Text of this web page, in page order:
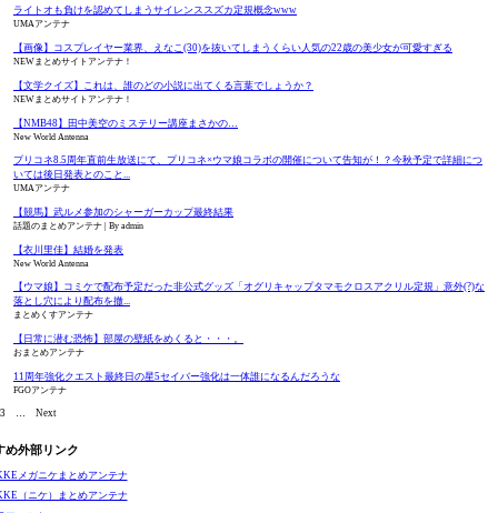
ライトオも負けを認めてしまうサイレンススズカ定規概念www
UMAアンテナ
【画像】コスプレイヤー業界、えなこ(30)を抜いてしまうくらい人気の22歳の美少女が可愛すぎる
NEWまとめサイトアンテナ！
【文学クイズ】これは、誰のどの小説に出てくる言葉でしょうか？
NEWまとめサイトアンテナ！
【NMB48】田中美空のミステリー講座まさかの…
New World Antenna
プリコネ8.5周年直前生放送にて、プリコネ×ウマ娘コラボの開催について告知が！？今秋予定で詳細につ
いては後日発表とのこと...
UMAアンテナ
【競馬】武ルメ参加のシャーガーカップ最終結果
話題のまとめアンテナ By admin
【衣川里佳】結婚を発表
New World Antenna
【ウマ娘】コミケで配布予定だった非公式グッズ「オグリキャップタマモクロスアクリル定規」意外(?)な
落とし穴により配布を撤...
まとめくすアンテナ
【日常に潜む恐怖】部屋の壁紙をめくると・・・。
おまとめアンテナ
11周年強化クエスト最終日の星5セイバー強化は一体誰になるんだろうな
FGOアンテナ
3 Next
め外部リンク
メガニケまとめアンテナ
（ニケ）まとめアンテナ